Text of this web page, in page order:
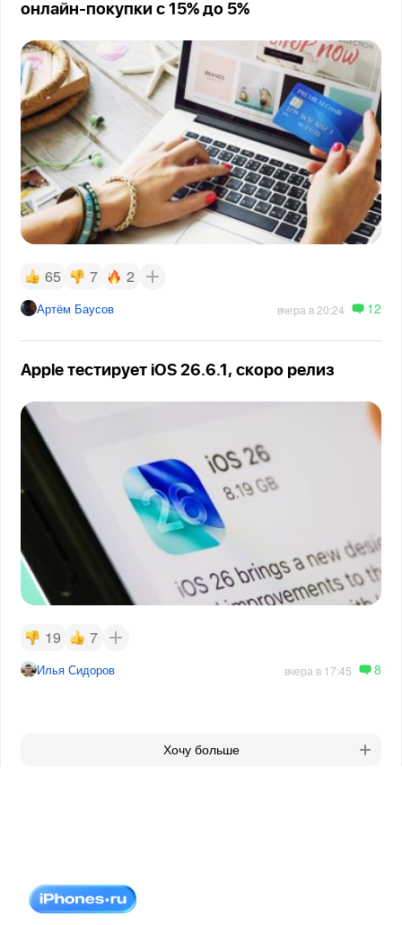
онлайн-покупки с 15% до 5%
65 7 2
Артём Баусов вчера в 20:24 12
Apple тестирует iOS 26.6.1, скоро релиз
19 7
Илья Сидоров вчера в 17:45 8
Хочу больше